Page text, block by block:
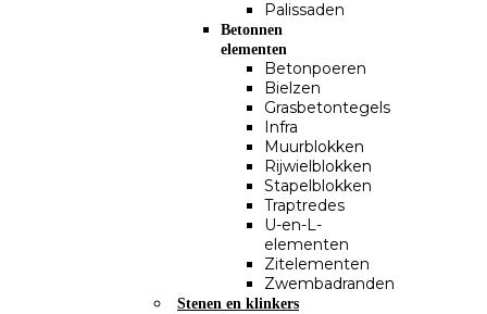
Palissaden
Betonnen
elementen
Betonpoeren
Bielzen
Grasbetontegels
Infra
Muurblokken
Rijwielblokken
Stapelblokken
Traptredes
U-en-L-
elementen
Zitelementen
Zwembadranden
Stenen en klinkers